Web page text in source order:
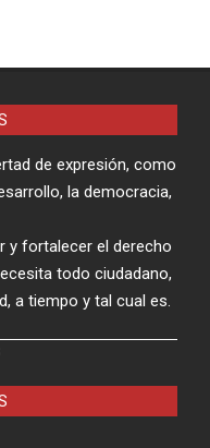
de expresión, como
la democracia,
y fortalecer el derecho
todo ciudadano,
a tiempo y tal cual es.